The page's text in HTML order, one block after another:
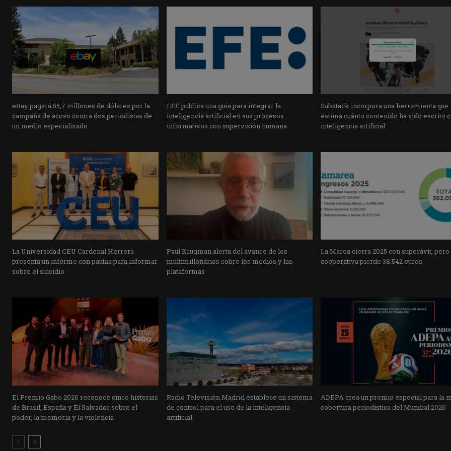
eBay pagará 55,7 millones de dólares por la
campaña de acoso contra dos periodistas de
un medio especializado
EFE publica una guía para integrar la
inteligencia artificial en sus procesos
informativos con supervisión humana
Substack incorpora una herramienta que
estima cuánto contenido ha sido escrito
inteligencia artificial
La Universidad CEU Cardenal Herrera
presenta un informe con pautas para informar
sobre el suicidio
Paul Krugman alerta del avance de los
multimillonarios sobre los medios y las
plataformas
La Marea cierra 2025 con superávit, pero
cooperativa pierde 38.542 euros
El Premio Gabo 2026 reconoce cinco historias
de Brasil, España y El Salvador sobre el
poder, la memoria y la violencia
Radio Televisión Madrid establece un sistema
de control para el uso de la inteligencia
artificial
ADEPA crea un premio especial para la
cobertura periodística del Mundial 2026